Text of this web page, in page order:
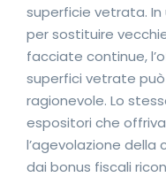
superficie vetrata.
per sostituire
facciate continue,
superfici vetrate
ragionevole. Lo
espositori che
l’agevolazione
dai bonus fiscali